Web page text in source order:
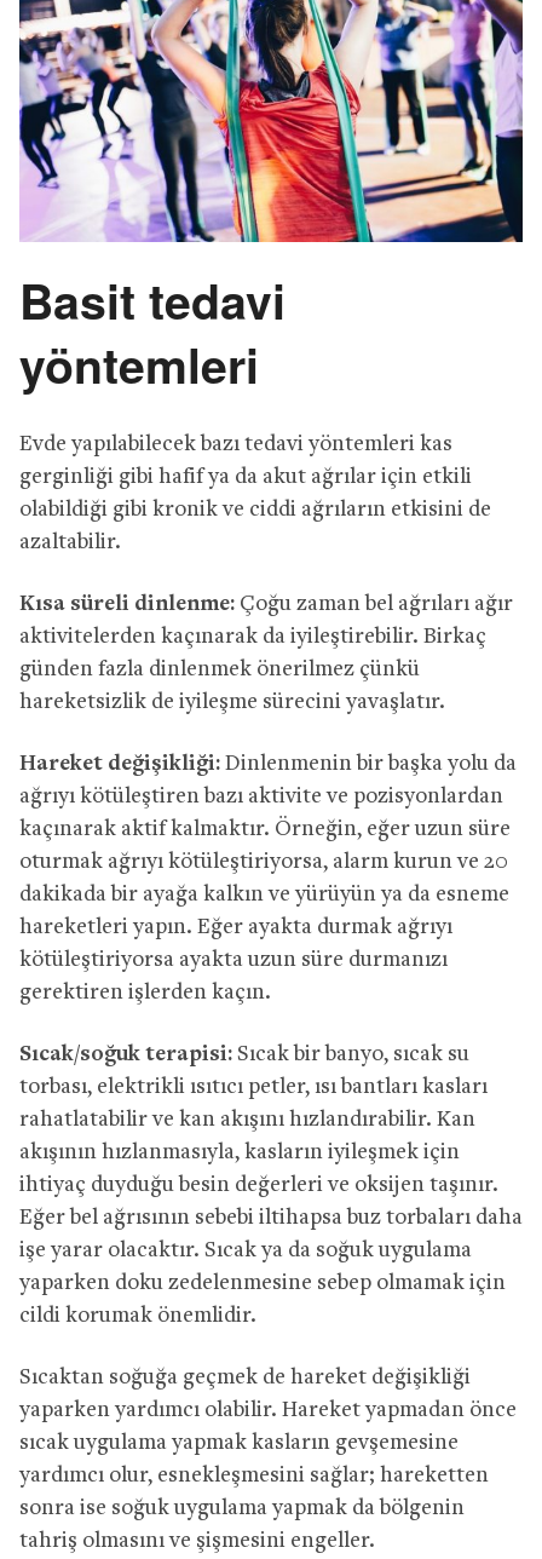
Basit tedavi
yöntemleri
Evde yapılabilecek bazı tedavi yöntemleri kas
gerginliği gibi hafif ya da akut ağrılar için etkili
olabildiği gibi kronik ve ciddi ağrıların etkisini de
azaltabilir.
Kısa süreli dinlenme: Çoğu zaman bel ağrıları ağır
aktivitelerden kaçınarak da iyileştirebilir. Birkaç
günden fazla dinlenmek önerilmez çünkü
hareketsizlik de iyileşme sürecini yavaşlatır.
Hareket değişikliği: Dinlenmenin bir başka yolu da
ağrıyı kötüleştiren bazı aktivite ve pozisyonlardan
kaçınarak aktif kalmaktır. Örneğin, eğer uzun süre
oturmak ağrıyı kötüleştiriyorsa, alarm kurun ve 20
dakikada bir ayağa kalkın ve yürüyün ya da esneme
hareketleri yapın. Eğer ayakta durmak ağrıyı
kötüleştiriyorsa ayakta uzun süre durmanızı
gerektiren işlerden kaçın.
Sıcak/soğuk terapisi: Sıcak bir banyo, sıcak su
torbası, elektrikli ısıtıcı petler, ısı bantları kasları
rahatlatabilir ve kan akışını hızlandırabilir. Kan
akışının hızlanmasıyla, kasların iyileşmek için
ihtiyaç duyduğu besin değerleri ve oksijen taşınır.
Eğer bel ağrısının sebebi iltihapsa buz torbaları daha
işe yarar olacaktır. Sıcak ya da soğuk uygulama
yaparken doku zedelenmesine sebep olmamak için
cildi korumak önemlidir.
Sıcaktan soğuğa geçmek de hareket değişikliği
yaparken yardımcı olabilir. Hareket yapmadan önce
sıcak uygulama yapmak kasların gevşemesine
yardımcı olur, esnekleşmesini sağlar; hareketten
sonra ise soğuk uygulama yapmak da bölgenin
tahriş olmasını ve şişmesini engeller.